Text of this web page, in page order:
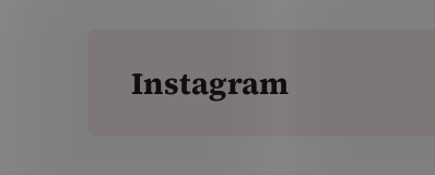
Instagram